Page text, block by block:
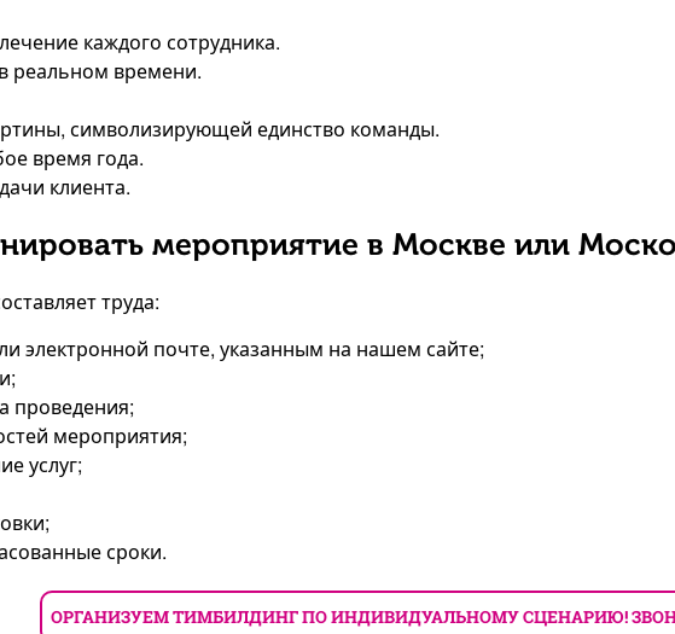
каждого сотрудника.
реальном времени.
символизирующей единство команды.
время года.
клиента.
мероприятие в Москве или
труда:
электронной почте, указанным на нашем сайте;
проведения;
мероприятия;
услуг;
сроки.
ОРГАНИЗУЕМ ТИМБИЛДИНГ ПО ИНДИВИДУАЛЬНОМУ СЦЕНАРИЮ!